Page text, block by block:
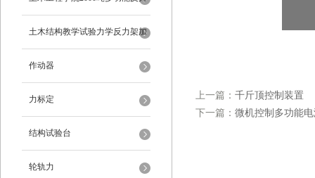
架
土木结构教学试验力学反力架加
载装置
作动器
力标定
结构试验台
轮轨力
上一篇： 千斤顶控制装置
下一篇： 微机控制多功能